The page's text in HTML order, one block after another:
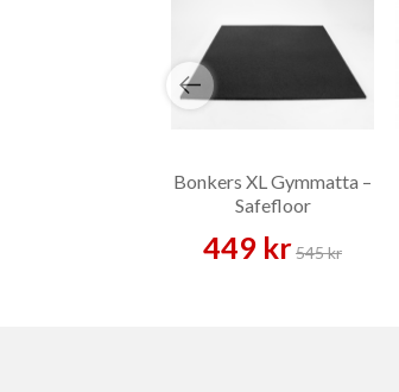
Bonkers XL Gymmatta –
Safefloor
449 kr545 kr